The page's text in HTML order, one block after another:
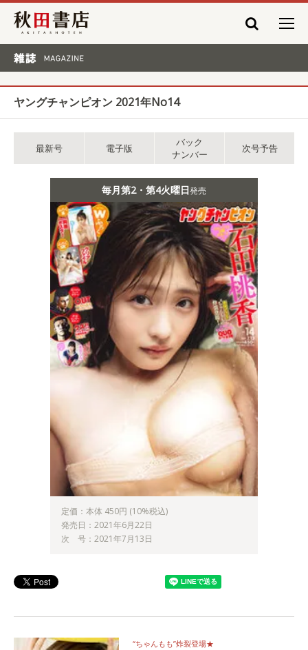
秋田書店
ヤングチャンピオン 2021年No14
最新号 電子版
バック
ナンバー
次号予告
毎月第2・第4火曜日発売
定価：本体 450円 (10%税込)
発売日：2021年6月22日
次 号：2021年7月13日
“ちゃんもも”炸裂登場★